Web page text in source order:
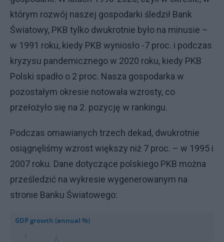
którym rozwój naszej gospodarki śledził Bank
Światowy, PKB tylko dwukrotnie było na minusie –
w 1991 roku, kiedy PKB wyniosło -7 proc. i podczas
kryzysu pandemicznego w 2020 roku, kiedy PKB
Polski spadło o 2 proc. Nasza gospodarka w
pozostałym okresie notowała wzrosty, co
przełożyło się na 2. pozycję w rankingu.
Podczas omawianych trzech dekad, dwukrotnie
osiągnęliśmy wzrost większy niż 7 proc. – w 1995 i
2007 roku. Dane dotyczące polskiego PKB można
prześledzić na wykresie wygenerowanym na
stronie Banku Światowego: